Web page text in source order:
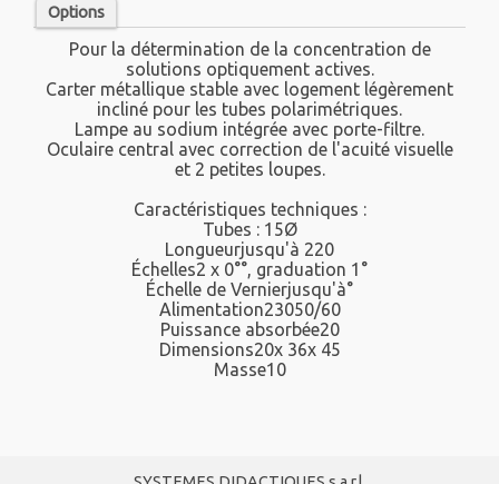
Options
Pour la détermination de la concentration de
solutions optiquement actives.
Carter métallique stable avec logement légèrement
incliné pour les tubes polarimétriques.
Lampe au sodium intégrée avec porte-filtre.
Oculaire central avec correction de l'acuité visuelle
et 2 petites loupes.
Caractéristiques techniques :
Tubes : 15Ø
Longueurjusqu'à 220
Échelles2 x 0°°, graduation 1°
Échelle de Vernierjusqu'à°
Alimentation23050/60
Puissance absorbée20
Dimensions20x 36x 45
Masse10